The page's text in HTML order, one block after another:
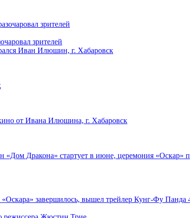
зрителей
Иван Илюшин, г. Хабаровск
от Ивана Илюшина, г. Хабаровск
«Дом Дракона» стартует в июне, церемония «Оскар»
«Оскара» завершилось, вышел трейлер Кунг-Фу